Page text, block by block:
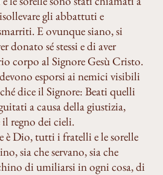
gli abbattuti e
E ovunque siano, si
donato sé stessi e di aver
corpo al Signore Gesù Cristo.
esporsi ai nemici visibili
dice il Signore: Beati quelli
a causa della giustizia,
il regno dei cieli.
è Dio, tutti i fratelli e le sorelle
sia che servano, sia che
di umiliarsi in ogni cosa, di